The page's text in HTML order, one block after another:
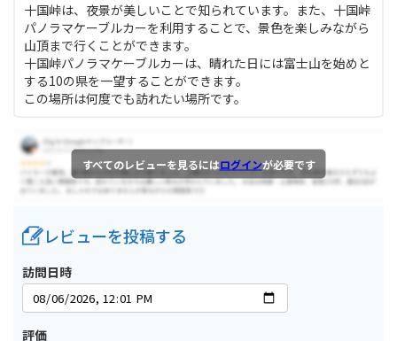
十国峠は、夜景が美しいことで知られています。また、十国峠
パノラマケーブルカーを利用することで、景色を楽しみながら
山頂まで行くことができます。
十国峠パノラマケーブルカーは、晴れた日には富士山を始めと
する10の県を一望することができます。
この場所は何度でも訪れたい場所です。
すべてのレビューを見るにはログインが必要です
レビューを投稿する
訪問日時
評価